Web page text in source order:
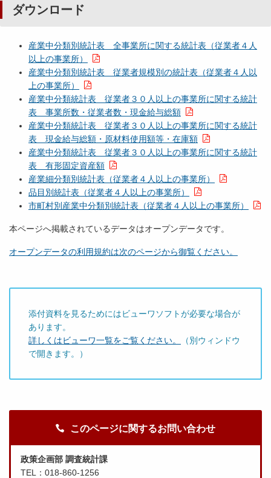
ダウンロード
産業中分類別統計表 全事業所に関する統計表（従業者４人
以上の事業所）
産業中分類別統計表 従業者規模別の統計表（従業者４人以
上の事業所）
産業中分類統計表 従業者３０人以上の事業所に関する統計
表 事業所数・従業者数・現金給与総額
産業中分類統計表 従業者３０人以上の事業所に関する統計
表 現金給与総額・原材料使用額等・在庫額
産業中分類統計表 従業者３０人以上の事業所に関する統計
表 有形固定資産額
産業細分類別統計表（従業者４人以上の事業所）
品目別統計表（従業者４人以上の事業所）
市町村別産業中分類別統計表（従業者４人以上の事業所）
本ページへ掲載されているデータはオープンデータです。
オープンデータの利用規約は次のページから御覧ください。
添付資料を見るためにはビューワソフトが必要な場合が
あります。
詳しくはビューワ一覧をご覧ください。
（別ウィンドウ
で開きます。）
このページに関するお問い合わせ
政策企画部 調査統計課
TEL：018-860-1256